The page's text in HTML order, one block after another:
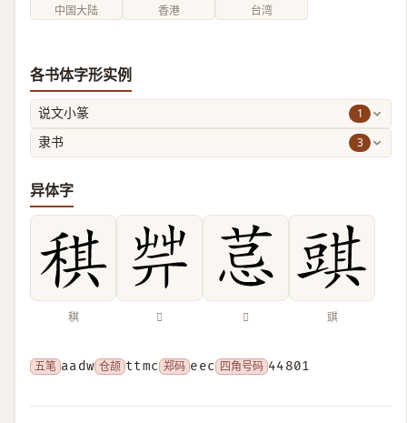
中国大陆 香港 台湾
各书体字形实例
说文小篆 1
隶书 3
异体字
稘 𦬟 𦮼 𧯯
五笔 aadw 仓颉 ttmc 郑码 eec 四角号码 44801